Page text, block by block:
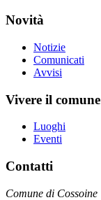
Novità
Notizie
Comunicati
Avvisi
Vivere il comune
Luoghi
Eventi
Contatti
Comune di Cossoine